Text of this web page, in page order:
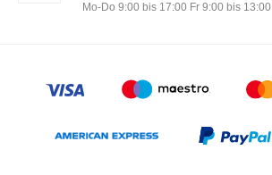
Mo-Do 9:00 bis 17:00 Fr 9:00 bis 13:00